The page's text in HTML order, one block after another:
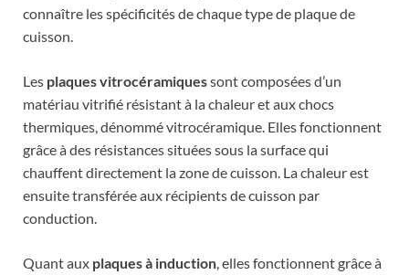
connaître les spécificités de chaque type de plaque de
cuisson.
Les plaques vitrocéramiquessont composées d’un
matériau vitrifié résistant à la chaleur et aux chocs
thermiques, dénommé vitrocéramique. Elles fonctionnent
grâce à des résistances situées sous la surface qui
chauffent directement la zone de cuisson. La chaleur est
ensuite transférée aux récipients de cuisson par
conduction.
Quant aux plaques à induction, elles fonctionnent grâce à